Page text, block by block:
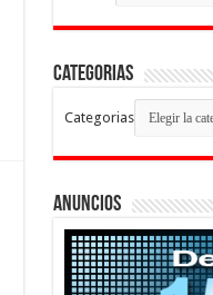
Categorias
Categorias
Anuncios